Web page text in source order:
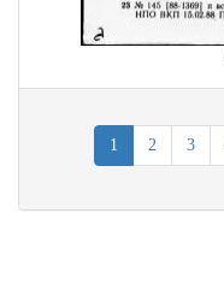
1 2 3